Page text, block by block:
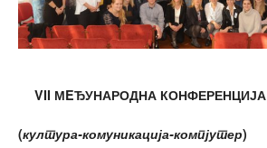
VII МEЂУНАРОДНА КОНФЕРЕНЦИЈА
(култура-комуникација-компјутер)